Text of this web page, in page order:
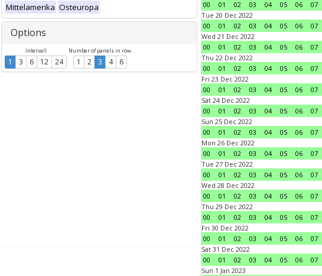
Mittelamerika Osteuropa
Options
Intervall
1 3 6 12 24
Number of panels in row
1 2 3 4 6
00
01 02 03 04 05 06 07
Tue 20 Dec 2022
00
01 02 03 04 05 06 07
Wed 21 Dec 2022
00
01 02 03 04 05 06 07
Thu 22 Dec 2022
00
01 02 03 04 05 06 07
Fri 23 Dec 2022
00
01 02 03 04 05 06 07
Sat 24 Dec 2022
00
01 02 03 04 05 06 07
Sun 25 Dec 2022
00
01 02 03 04 05 06 07
Mon 26 Dec 2022
00
01 02 03 04 05 06 07
Tue 27 Dec 2022
00
01 02 03 04 05 06 07
Wed 28 Dec 2022
00
01 02 03 04 05 06 07
Thu 29 Dec 2022
00
01 02 03 04 05 06 07
Fri 30 Dec 2022
00
01 02 03 04 05 06 07
Sat 31 Dec 2022
00
01 02 03 04 05 06 07
Sun 1 Jan 2023